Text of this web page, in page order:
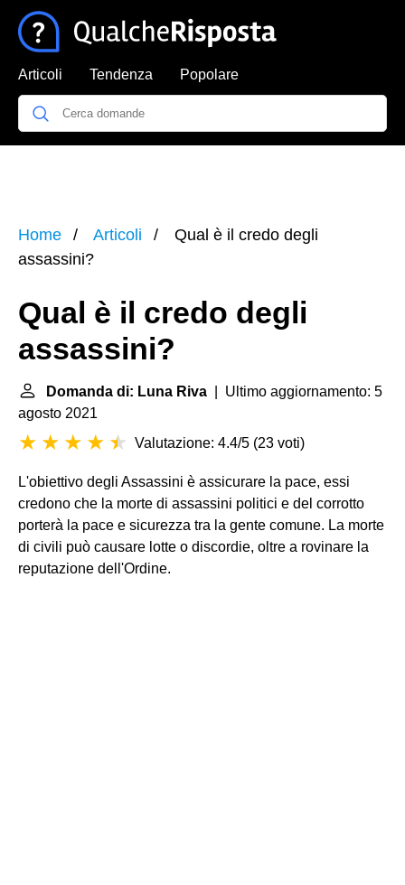
Articoli Tendenza Popolare
Home Articoli
Qual è il credo degli
assassini?
Qual è il credo degli
assassini?
Domanda di: Luna Riva | Ultimo aggiornamento: 5
agosto 2021
Valutazione: 4.4/5 (23 voti)
L'obiettivo degli Assassini è assicurare la pace, essi
credono che la morte di assassini politici e del corrotto
porterà la pace e sicurezza tra la gente comune. La morte
di civili può causare lotte o discordie, oltre a rovinare la
reputazione dell'Ordine.